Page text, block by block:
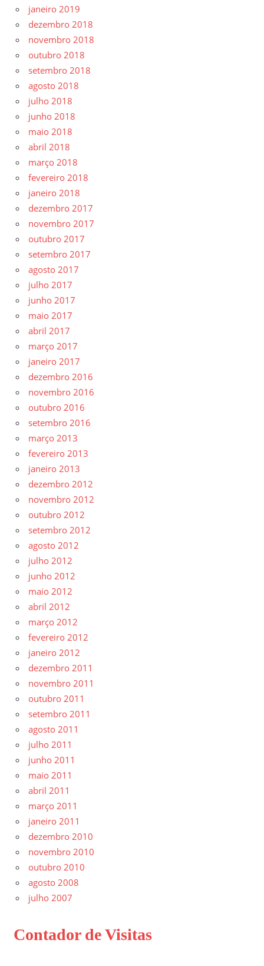
janeiro 2019
dezembro 2018
novembro 2018
outubro 2018
setembro 2018
agosto 2018
julho 2018
junho 2018
maio 2018
abril 2018
março 2018
fevereiro 2018
janeiro 2018
dezembro 2017
novembro 2017
outubro 2017
setembro 2017
agosto 2017
julho 2017
junho 2017
maio 2017
abril 2017
março 2017
janeiro 2017
dezembro 2016
novembro 2016
outubro 2016
setembro 2016
março 2013
fevereiro 2013
janeiro 2013
dezembro 2012
novembro 2012
outubro 2012
setembro 2012
agosto 2012
julho 2012
junho 2012
maio 2012
abril 2012
março 2012
fevereiro 2012
janeiro 2012
dezembro 2011
novembro 2011
outubro 2011
setembro 2011
agosto 2011
julho 2011
junho 2011
maio 2011
abril 2011
março 2011
janeiro 2011
dezembro 2010
novembro 2010
outubro 2010
agosto 2008
julho 2007
Contador de Visitas